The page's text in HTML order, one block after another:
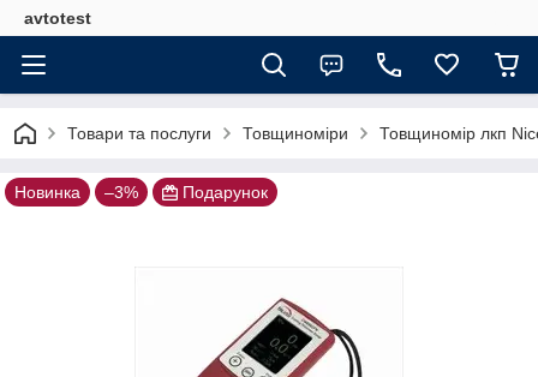
avtotest
Товари та послуги Товщиноміри Товщиномір лкп
Новинка –3% Подарунок